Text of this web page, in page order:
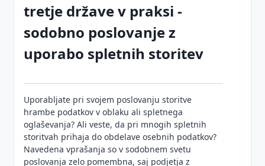
Zaščita
prijaviteljev
- žvižgačev
Kršitve
osebnih
podatkov
Informacije
značaja
Smernice
pooblaščenca
ZinfV-
Inšpekcijski
varstva
podatkov
Informacijska
varnost
umetna
inteligenca
tretje države v praksi -
sodobno poslovanje z
uporabo spletnih storitev
Uporabljate pri svojem poslovanju storitve
hrambe podatkov v oblaku ali spletnega
oglaševanja? Ali veste, da pri mnogih spletnih
storitvah prihaja do obdelave osebnih podatkov?
Navedena vprašanja so v sodobnem svetu
poslovanja zelo pomembna, saj podjetja z